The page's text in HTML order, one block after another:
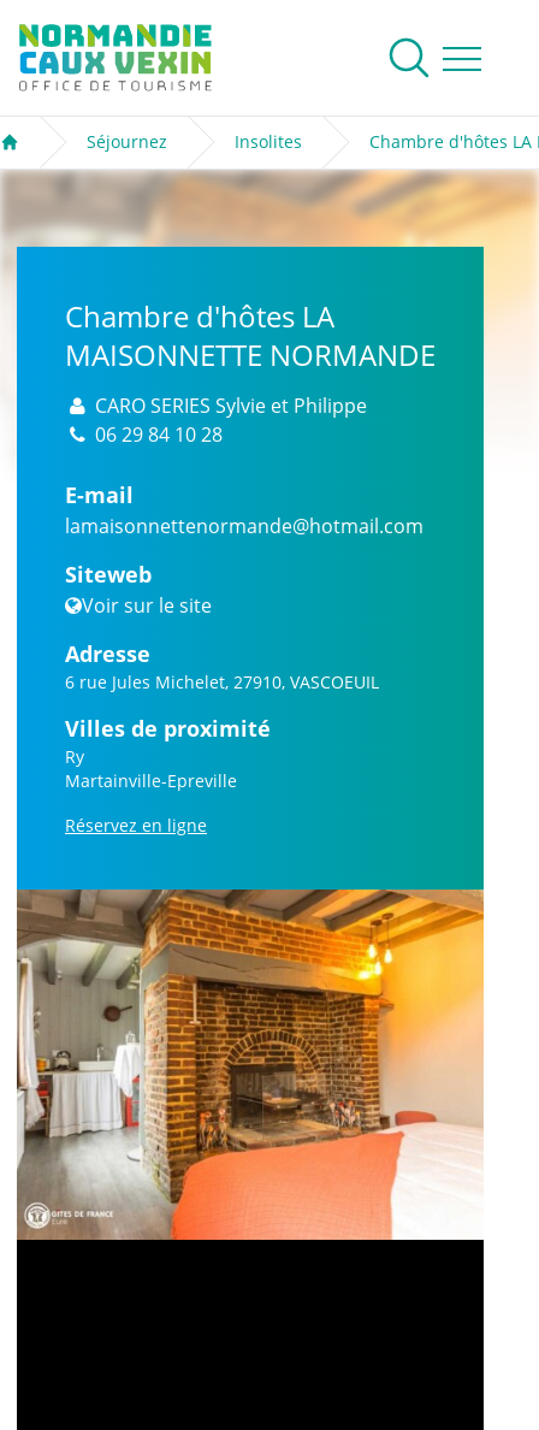
Normandie Caux Vexin
Ouvrir le
Rechercher
Accueil
Séjournez Insolites Chambre d'hôtes LA
Chambre d'hôtes LA
MAISONNETTE NORMANDE
CARO SERIES Sylvie et Philippe
06 29 84 10 28
E-mail
lamaisonnettenormande@hotmail.com
Siteweb
Voir sur le site
Adresse
6 rue Jules Michelet, 27910, VASCOEUIL
Villes de proximité
Ry
Martainville-Epreville
Réservez en ligne